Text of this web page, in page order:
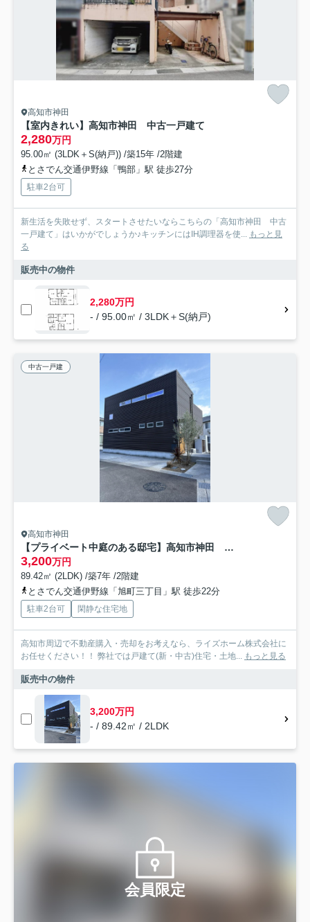
高知市神田
【室内きれい】高知市神田 中古一戸建て
2,280万円
95.00㎡ (3LDK＋S(納戸)) /築15年 /2階建
とさでん交通伊野線「鴨部」駅 徒歩27分
駐車2台可
新生活を失敗せず、スタートさせたいならこちらの「高知市神田 中古
一戸建て」はいかがでしょうか♪キッチンにはIH調理器を使... もっと見
る
販売中の物件
2,280万円
- / 95.00㎡ / 3LDK＋S(納戸)
中古一戸建
高知市神田
【プライベート中庭のある邸宅】高知市神田 中古一戸建て
3,200万円
89.42㎡ (2LDK) /築7年 /2階建
とさでん交通伊野線「旭町三丁目」駅 徒歩22分
駐車2台可 閑静な住宅地
高知市周辺で不動産購入・売却をお考えなら、ライズホーム株式会社に
お任せください！！ 弊社では戸建て(新・中古)住宅・土地... もっと見る
販売中の物件
3,200万円
- / 89.42㎡ / 2LDK
会員限定